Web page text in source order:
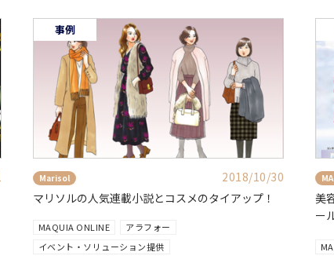
事例
Marisol
2018/10/30
マリソルの人気連載小説とコスメのタイアップ！
MAQUIA ONLINE
アラフォー
イベント・ソリューション提供
美
ー